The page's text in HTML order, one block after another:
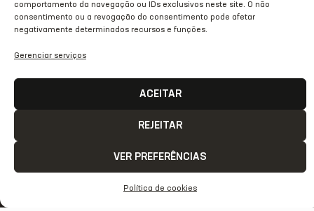
comportamento da navegação ou IDs exclusivos neste site. O não
consentimento ou a revogação do consentimento pode afetar
negativamente determinados recursos e funções.
Gerenciar serviços
ACEITAR
REJEITAR
VER PREFERÊNCIAS
Política de cookies
ACESSO
REDES
SOCIAIS
OUTRAS
REDES